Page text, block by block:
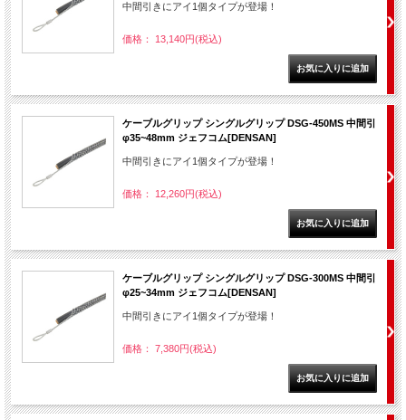
中間引きにアイ1個タイプが登場！
価格： 13,140円(税込)
ケーブルグリップ シングルグリップ DSG-450MS 中間引
φ35~48mm ジェフコム[DENSAN]
中間引きにアイ1個タイプが登場！
価格： 12,260円(税込)
ケーブルグリップ シングルグリップ DSG-300MS 中間引
φ25~34mm ジェフコム[DENSAN]
中間引きにアイ1個タイプが登場！
価格： 7,380円(税込)